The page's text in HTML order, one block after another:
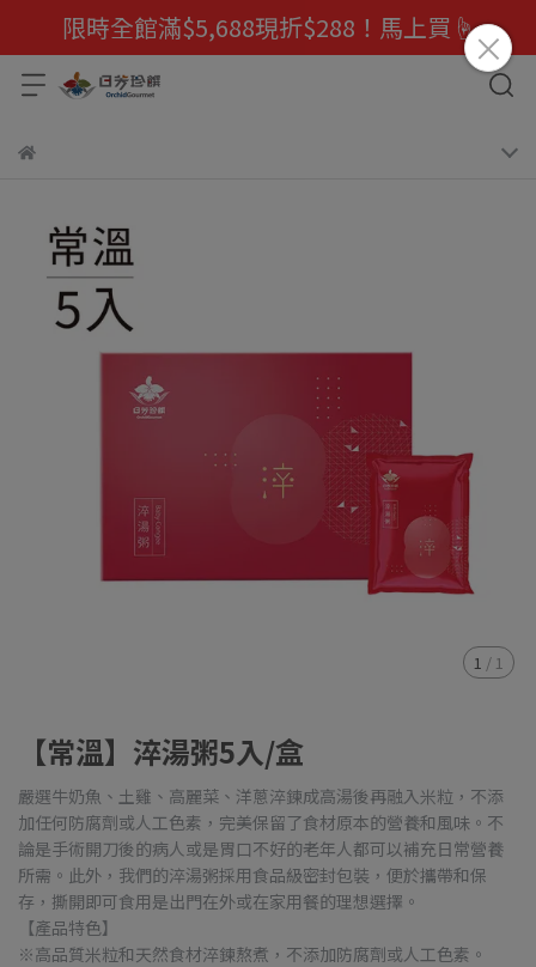
限時全館滿$5,688現折$288！馬上買☝️
1 / 1
【常溫】淬湯粥5入/盒
嚴選牛奶魚、土雞、高麗菜、洋蔥淬鍊成高湯後再融入米粒，不添
加任何防腐劑或人工色素，完美保留了食材原本的營養和風味。不
論是手術開刀後的病人或是胃口不好的老年人都可以補充日常營養
所需。此外，我們的淬湯粥採用食品級密封包裝，便於攜帶和保
存，撕開即可食用是出門在外或在家用餐的理想選擇。
【產品特色】
※高品質米粒和天然食材淬鍊熬煮，不添加防腐劑或人工色素。